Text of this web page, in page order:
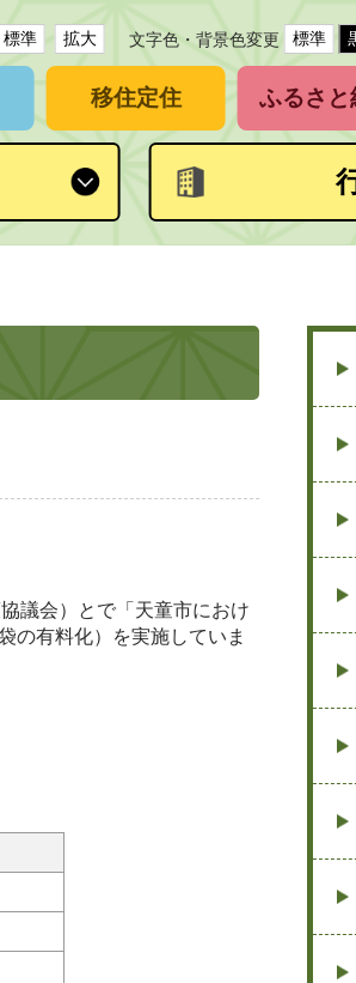
標準 拡大 文字色・背景色変更 標準
移住定住 ふるさと
議会）とで「天童市におけ
の有料化）を実施していま